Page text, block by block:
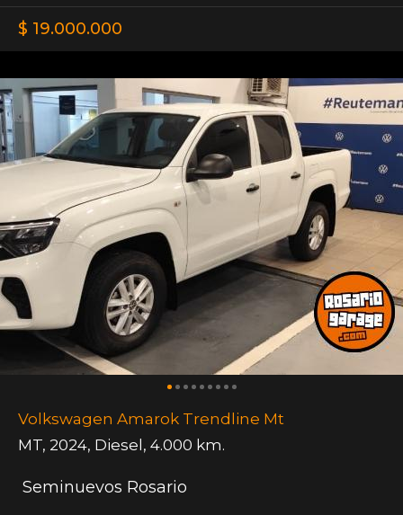
$ 19.000.000
Volkswagen Amarok Trendline Mt
MT, 2024, Diesel, 4.000 km.
Seminuevos Rosario